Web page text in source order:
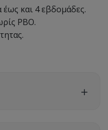
έως και 4 εβδομάδες.
PBO.